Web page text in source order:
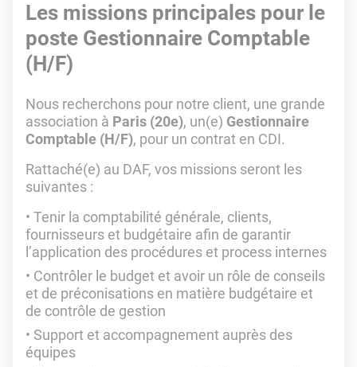
Les missions principales pour le
poste Gestionnaire Comptable
(H/F)
Nous recherchons pour notre client, une grande
association à Paris (20e), un(e) Gestionnaire
Comptable (H/F), pour un contrat en CDI.
Rattaché(e) au DAF, vos missions seront les
suivantes :
Tenir la comptabilité générale, clients,
fournisseurs et budgétaire afin de garantir
l’application des procédures et process internes
Contrôler le budget et avoir un rôle de conseils
et de préconisations en matière budgétaire et
de contrôle de gestion
Support et accompagnement auprès des
équipes